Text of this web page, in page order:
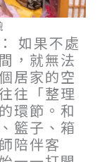
如果不處
，就無法
居家的空
往「整理
環節。和
籃子、箱
陪伴客